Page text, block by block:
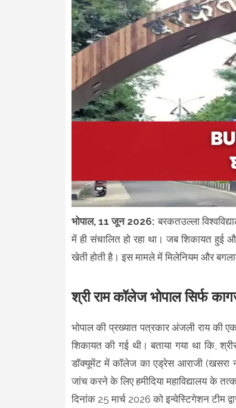
भोपाल, 11 जून 2026:बरकतउल्ला
में ही संचालित हो रहा था। जब शिकायत
खेती होती है। इस मामले में मिलेनियम और
श्री राम कॉलेज भोपाल सिर्फ
भोपाल की प्रख्यात पत्रकार अंजली राय की एक
शिकायत की गई थी। बताया गया था कि,
डॉक्यूमेंट में कॉलेज का एड्रेस आराजी (खसरा
जांच करने के लिए हमीदिया महाविद्यालय के
दिनांक 25 मार्च 2026 को इन्वेस्टिगेशन टीम